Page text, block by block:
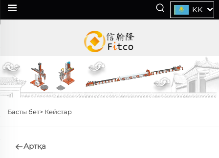
KK
Басты бет> Кейстар
Артқа